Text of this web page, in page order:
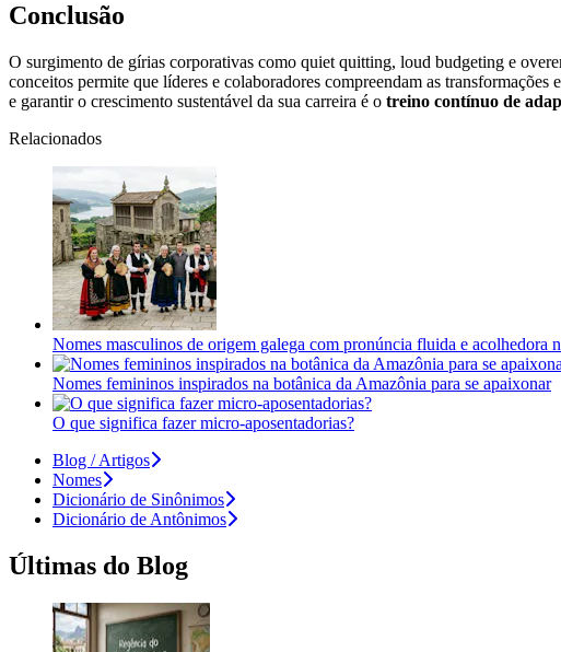
Conclusão
O surgimento de gírias corporativas como quiet quitting, loud budgeting e
conceitos permite que líderes e colaboradores compreendam as
e garantir o crescimento sustentável da sua carreira é o treino contínuo de
Relacionados
Nomes masculinos de origem galega com pronúncia fluida e acolhedora
Nomes femininos inspirados na botânica da Amazônia para se apaixonar
O que significa fazer micro-aposentadorias?
Blog / Artigos
Nomes
Dicionário de Sinônimos
Dicionário de Antônimos
Últimas do Blog